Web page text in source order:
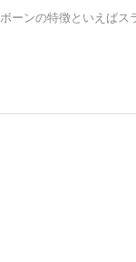
ボーンの特徴といえば